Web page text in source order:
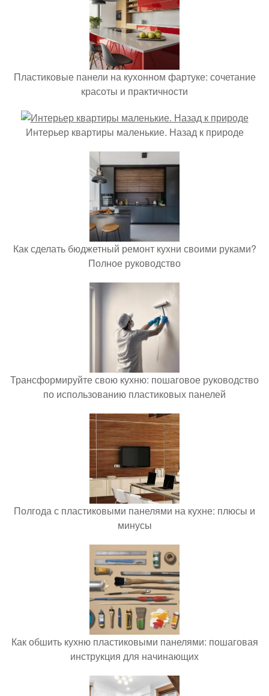
Пластиковые панели на кухонном фартуке: сочетание
красоты и практичности
Интерьер квартиры маленькие. Назад к природе
Как сделать бюджетный ремонт кухни своими руками?
Полное руководство
Трансформируйте свою кухню: пошаговое руководство
по использованию пластиковых панелей
Полгода с пластиковыми панелями на кухне: плюсы и
минусы
Как обшить кухню пластиковыми панелями: пошаговая
инструкция для начинающих